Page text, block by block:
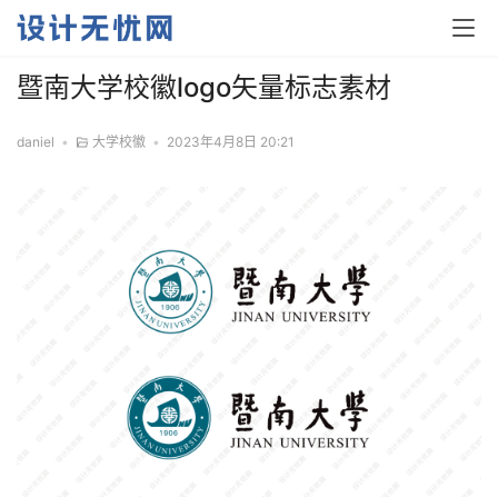
暨南大学校徽logo矢量标志素材
daniel • 大学校徽 • 2023年4月8日 20:21